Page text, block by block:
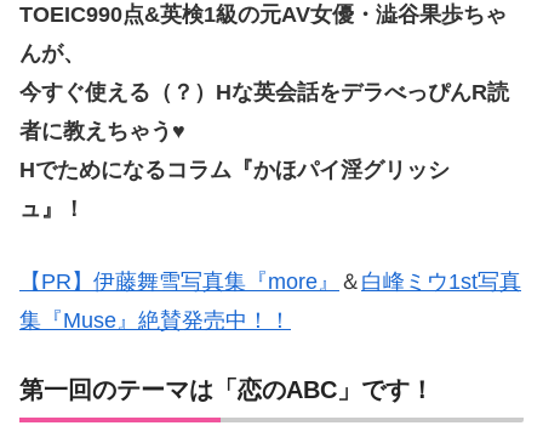
TOEIC990点&英検1級の元AV女優・澁谷果歩ちゃ
んが、
今すぐ使える（？）Hな英会話をデラべっぴんR読
者に教えちゃう♥
Hでためになるコラム『かほパイ淫グリッシ
ュ』！
【PR】伊藤舞雪写真集『more』 ＆ 白峰ミウ1st写真
集『Muse』絶賛発売中！！
第一回のテーマは「恋のABC」です！